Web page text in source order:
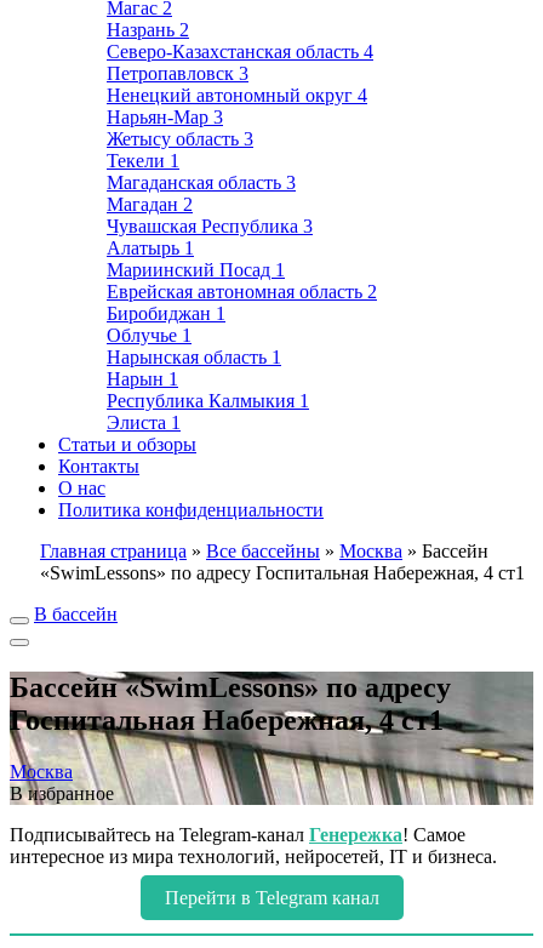
Магас 2
Назрань 2
Северо-Казахстанская область 4
Петропавловск 3
Ненецкий автономный округ 4
Нарьян-Мар 3
Жетысу область 3
Текели 1
Магаданская область 3
Магадан 2
Чувашская Республика 3
Алатырь 1
Мариинский Посад 1
Еврейская автономная область 2
Биробиджан 1
Облучье 1
Нарынская область 1
Нарын 1
Республика Калмыкия 1
Элиста 1
Статьи и обзоры
Контакты
О нас
Политика конфиденциальности
Главная страница » Все бассейны » Москва » Бассейн
«SwimLessons» по адресу Госпитальная Набережная, 4 ст1
В бассейн
Бассейн «SwimLessons» по адресу
Госпитальная Набережная, 4 ст1
Москва
В избранное
Подписывайтесь на Telegram-канал Генережка! Самое
интересное из мира технологий, нейросетей, IT и бизнеса.
Перейти в Telegram канал